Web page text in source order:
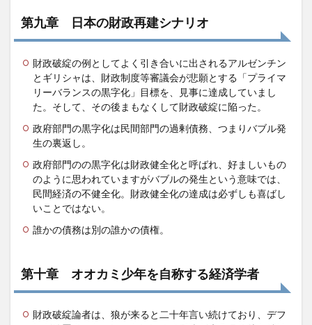
第九章 日本の財政再建シナリオ
財政破綻の例としてよく引き合いに出されるアルゼンチン
とギリシャは、財政制度等審議会が悲願とする「プライマ
リーバランスの黒字化」目標を、見事に達成していまし
た。そして、その後まもなくして財政破綻に陥った。
政府部門の黒字化は民間部門の過剰債務、つまりバブル発
生の裏返し。
政府部門のの黒字化は財政健全化と呼ばれ、好ましいもの
のように思われていますがバブルの発生という意味では、
民間経済の不健全化。財政健全化の達成は必ずしも喜ばし
いことではない。
誰かの債務は別の誰かの債権。
第十章 オオカミ少年を自称する経済学者
財政破綻論者は、狼が来ると二十年言い続けており、デフ